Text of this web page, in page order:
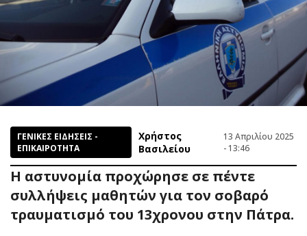
ΓΕΝΙΚΕΣ ΕΙΔΗΣΕΙΣ -
ΕΠΙΚΑΙΡΟΤΗΤΑ
Χρήστος
Βασιλείου
13 Απριλίου 2025
- 13:46
Η αστυνομία προχώρησε σε πέντε
συλλήψεις μαθητών για τον σοβαρό
τραυματισμό του 13χρονου στην Πάτρα.